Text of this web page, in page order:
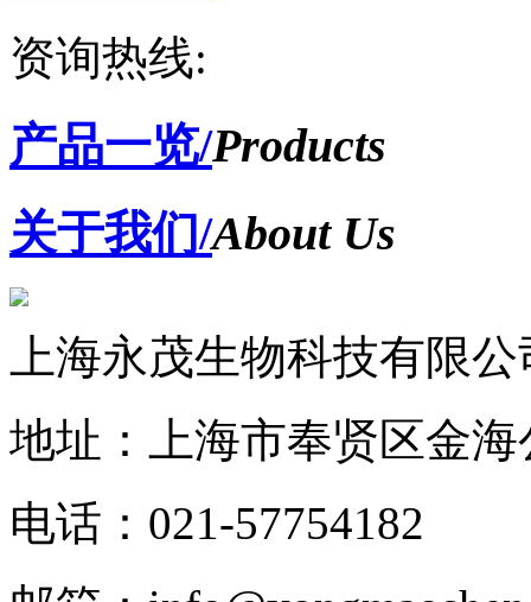
资询热线:
产品一览/Products
关于我们/About Us
上海永茂生物科技有限公
地址：上海市奉贤区金海
电话：021-57754182